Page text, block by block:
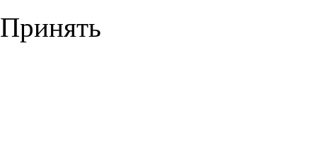
Принять